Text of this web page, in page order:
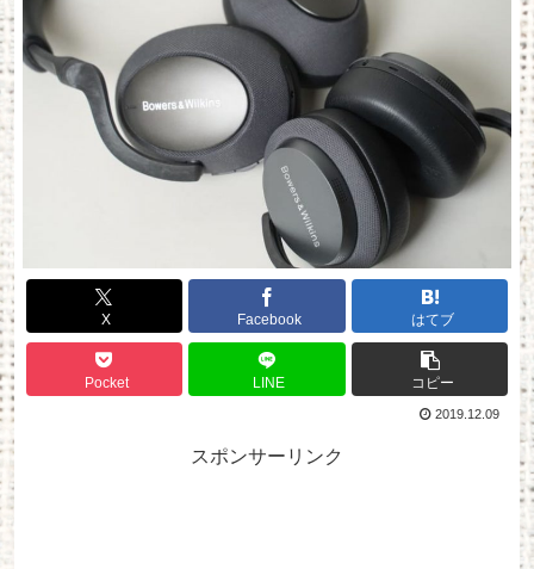
X Facebook はてブ
Pocket LINE コピー
2019.12.09
スポンサーリンク